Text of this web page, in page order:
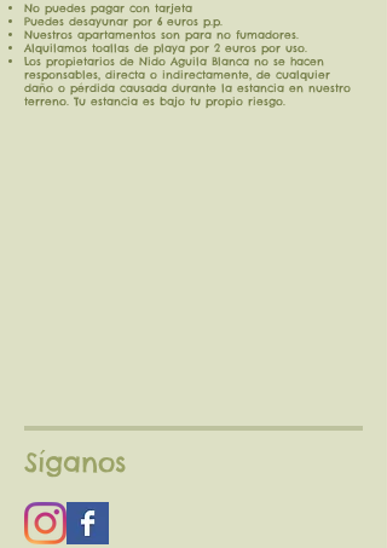
No puedes pagar con tarjeta
Puedes desayunar por 6 euros p.p.
Nuestros apartamentos son para no fumadores.
Alquilamos toallas de playa por 2 euros por uso.
Los propietarios de Nido Aguila Blanca no se hacen
responsables, directa o indirectamente, de cualquier
daño o pérdida causada durante la estancia en nuestro
terreno. Tu estancia es bajo tu propio riesgo.
Síganos